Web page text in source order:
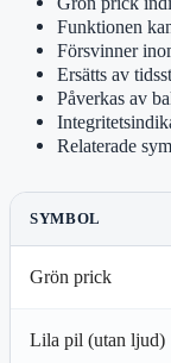
Funktionen
Försvinner
Ersätts av
Påverkas av
Relaterade
SYMBOL
Grön prick
Lila pil (utan ljud)